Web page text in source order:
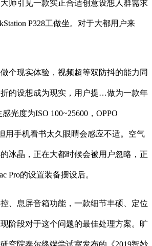
师引见一款实正合适创意设想人群需求
P328工做坐。对于大都用户来
现实体验，视频超等双防抖的能力同
的设想成为现实，用户提…做为一款年
光度为ISO 100~25600，OPPO
用手机看书太久眼睛会感应不适。空气
冰晶，正在大都时候会被用户忽略，正
Pro的设置装备摆设后。
息屏音箱功能，一款细节丰硕、定位
阶段对于这个问题的最佳处理方案。旷
究院泰尔终端尝试室发布的《2019智妙